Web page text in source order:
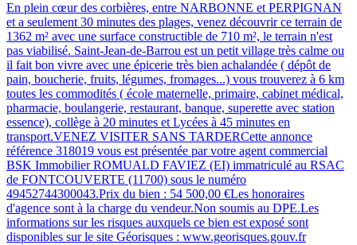
En plein cœur des corbières, entre NARBONNE et PERPIGNAN
et a seulement 30 minutes des plages, venez découvrir ce terrain de
1362 m² avec une surface constructible de 710 m², le terrain n'est
pas viabilisé. Saint-Jean-de-Barrou est un petit village très calme ou
il fait bon vivre avec une épicerie très bien achalandée ( dépôt de
pain, boucherie, fruits, légumes, fromages...) vous trouverez à 6 km
toutes les commodités ( école maternelle, primaire, cabinet médical,
pharmacie, boulangerie, restaurant, banque, superette avec station
essence), collège à 20 minutes et Lycées à 45 minutes en
transport.VENEZ VISITER SANS TARDERCette annonce
référence 318019 vous est présentée par votre agent commercial
BSK Immobilier ROMUALD FAVIEZ (EI) immatriculé au RSAC
de FONTCOUVERTE (11700) sous le numéro
49452744300043.Prix du bien : 54 500,00 €Les honoraires
d'agence sont à la charge du vendeur.Non soumis au DPE.Les
informations sur les risques auxquels ce bien est exposé sont
disponibles sur le site Géorisques : www.georisques.gouv.fr